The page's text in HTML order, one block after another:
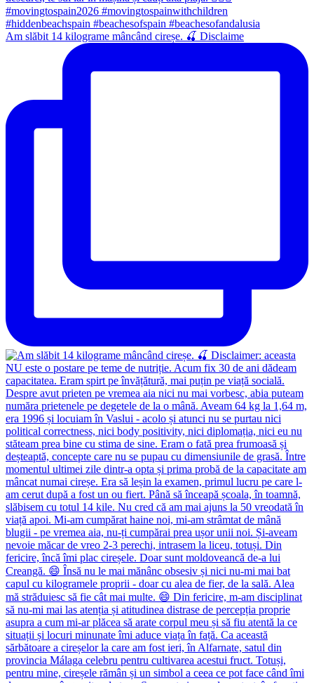
Am slăbit 14 kilograme mâncând cireșe. 🍒 Disclaime